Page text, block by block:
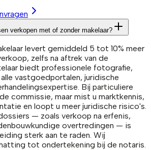
verkopen met of zonder makelaar?
levert gemiddeld 5 tot 10% meer
zelfs na aftrek van de
biedt professionele fotografie,
vastgoedportalen, juridische
Bij particuliere
commissie, maar mist u marktkennis,
en loopt u meer juridische risico's.
— zoals verkoop na erfenis,
overtredingen — is
sterk aan te raden. Wij
tot ondertekening bij de notaris.